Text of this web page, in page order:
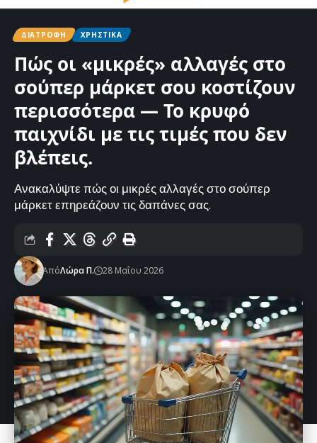
ΔΙΑΤΡΟΦΉ ΧΡΗΣΤΙΚΆ
Πώς οι «μικρές» αλλαγές στο
σούπερ μάρκετ σου κοστίζουν
περισσότερα — Το κρυφό
παιχνίδι με τις τιμές που δεν
βλέπεις.
Ανακαλύψτε πώς οι μικρές αλλαγές στο σούπερ
μάρκετ επηρεάζουν τις δαπάνες σας.
ΑπόΛώρα Π. 28 Μαΐου 2026